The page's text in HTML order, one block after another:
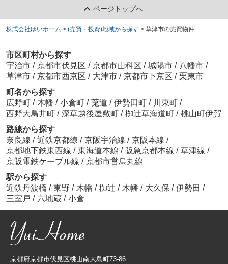
ページトップへ
株式会社ゆいホーム > (売買・投資)地域から探す > 草津市の売買物件
市区町村から探す
宇治市 / 京都市伏見区 / 京都市山科区 / 城陽市 / 八幡市 /
草津市 / 京都市西京区 / 大津市 / 京都市下京区 / 栗東市
町名から探す
広野町 / 木幡 / 小倉町 / 莵道 / 伊勢田町 / 川東町 /
西野大鳥井町 / 深草越後屋敷町 / 椥辻草海道町 / 桃山町伊賀
路線から探す
奈良線 / 近鉄京都線 / 京阪宇治線 / 京阪本線 /
京都地下鉄東西線 / 東海道本線 / 阪急京都本線 / 草津線 /
京阪電鉄ケーブル線 / 京都市営烏丸線
駅から探す
近鉄丹波橋 / 東野 / 木幡 / 椥辻 / 木幡 / 大久保 / 伊勢田 /
三室戸 / 六地蔵 / 小倉
京都府京都市伏見区桃山南大島町73-86